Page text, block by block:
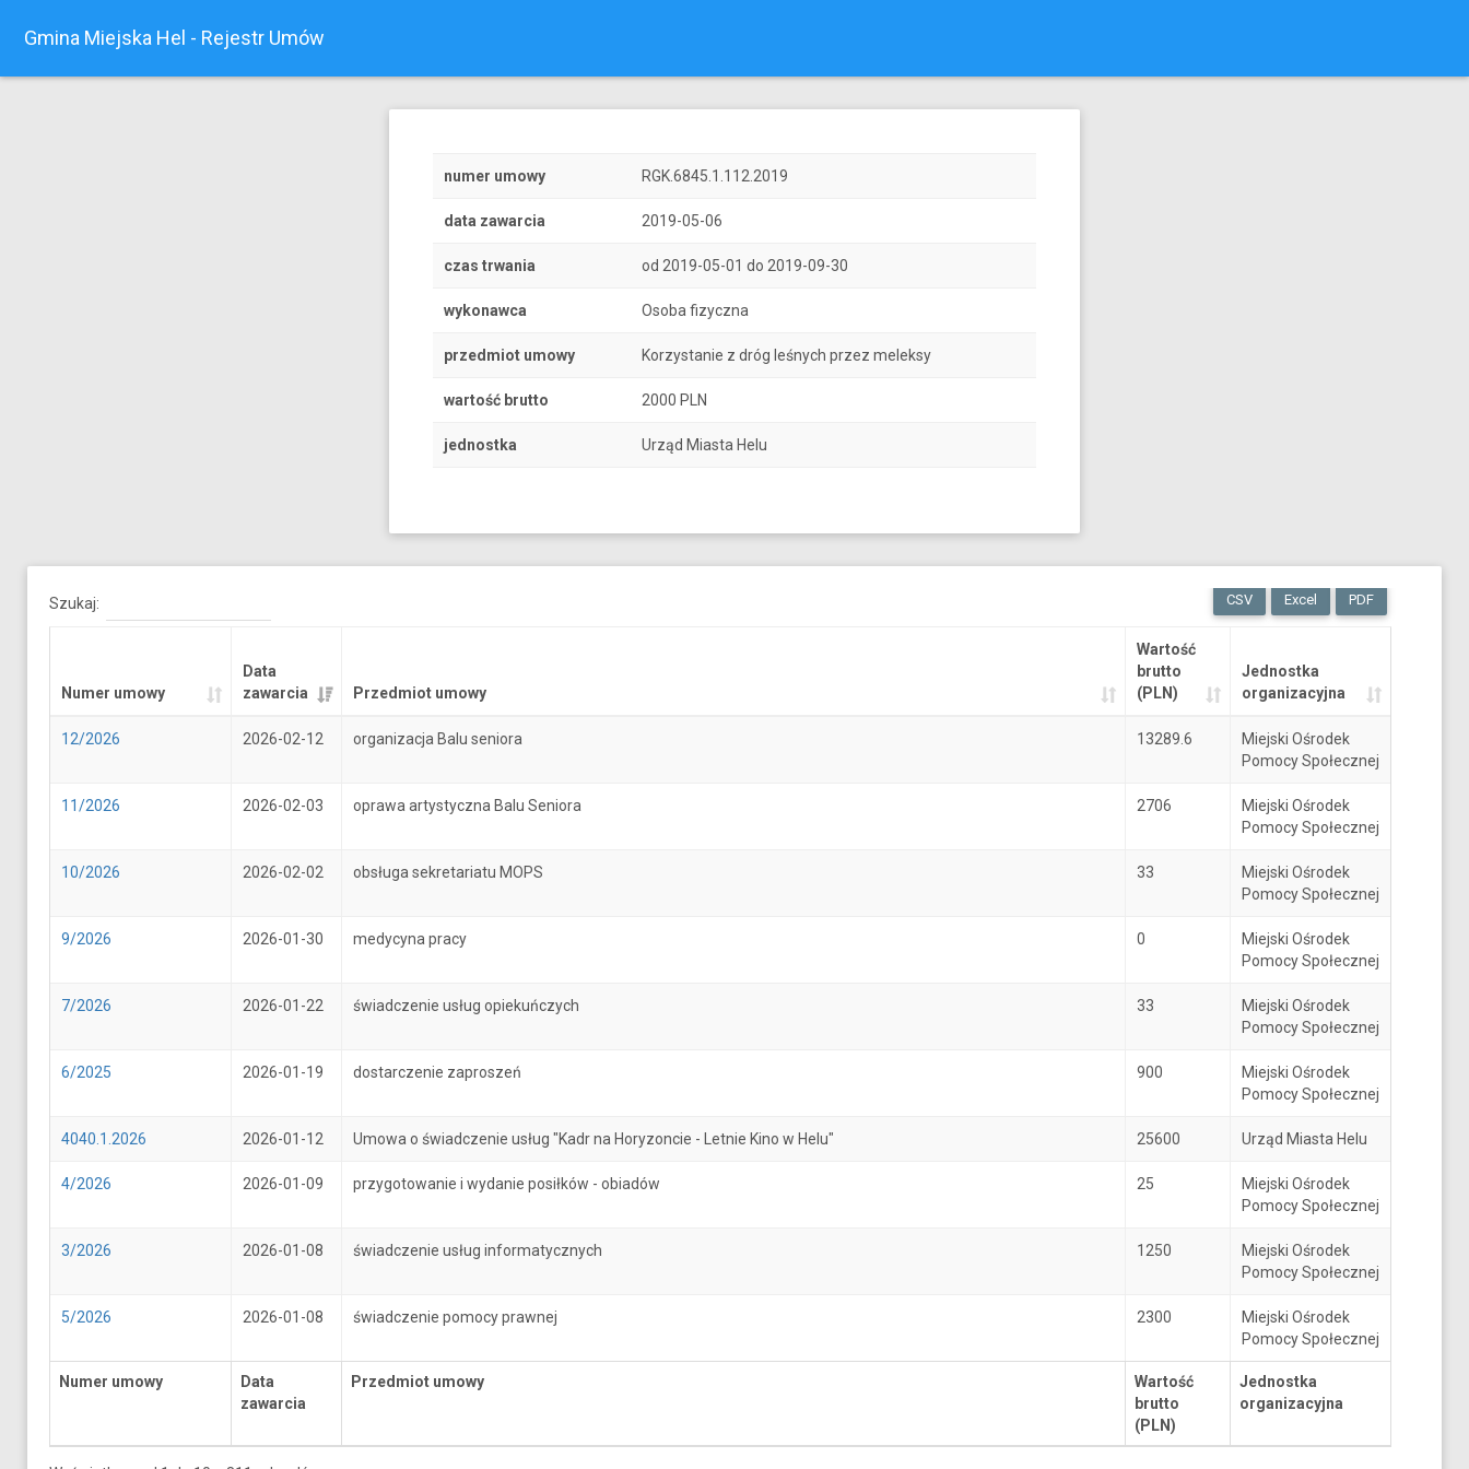
Gmina Miejska Hel - Rejestr Umów
numer umowy RGK.6845.1.112.2019
data zawarcia 2019-05-06
czas trwania od 2019-05-01 do 2019-09-30
wykonawca Osoba fizyczna
przedmiot umowy Korzystanie z dróg leśnych przez meleksy
wartość brutto 2000 PLN
jednostka Urząd Miasta Helu
CSV Excel PDF
Szukaj:
Numer umowy
Data
zawarcia
Przedmiot umowy
Wartość
brutto
(PLN)
Jednostka
organizacyjna
Numer umowy
Data
zawarcia
Przedmiot umowy
Wartość
brutto
(PLN)
Jednostka
organizacyjna
12/2026 2026-02-12 organizacja Balu seniora 13289.6
Miejski Ośrodek
Pomocy Społecznej
11/2026 2026-02-03 oprawa artystyczna Balu Seniora 2706
Miejski Ośrodek
Pomocy Społecznej
10/2026 2026-02-02 obsługa sekretariatu MOPS 33
Miejski Ośrodek
Pomocy Społecznej
9/2026 2026-01-30 medycyna pracy 0
Miejski Ośrodek
Pomocy Społecznej
7/2026 2026-01-22 świadczenie usług opiekuńczych 33
Miejski Ośrodek
Pomocy Społecznej
6/2025 2026-01-19 dostarczenie zaproszeń 900
Miejski Ośrodek
Pomocy Społecznej
4040.1.2026 2026-01-12 Umowa o świadczenie usług "Kadr na Horyzoncie - Letnie Kino w Helu" 25600 Urząd Miasta Helu
4/2026 2026-01-09 przygotowanie i wydanie posiłków - obiadów 25
Miejski Ośrodek
Pomocy Społecznej
3/2026 2026-01-08 świadczenie usług informatycznych 1250
Miejski Ośrodek
Pomocy Społecznej
5/2026 2026-01-08 świadczenie pomocy prawnej 2300
Miejski Ośrodek
Pomocy Społecznej